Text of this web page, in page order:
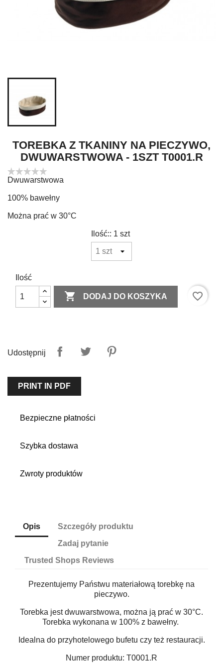
TOREBKA Z TKANINY NA PIECZYWO,
DWUWARSTWOWA - 1SZT T0001.R
Dwuwarstwowa
100% bawełny
Można prać w 30°C
Ilość:: 1 szt
Ilość
 DODAJ DO KOSZYKA favorite_border
Udostępnij
PRINT IN PDF
Bezpieczne płatności
Szybka dostawa
Zwroty produktów
Opis
Szczegóły produktu
Zadaj pytanie
Trusted Shops Reviews
Prezentujemy Państwu materiałową torebkę na
pieczywo.
Torebka jest dwuwarstwowa, można ją prać w 30°C.
Torebka wykonana w 100% z bawełny.
Idealna do przyhotelowego bufetu czy też restauracji.
Numer produktu: T0001.R